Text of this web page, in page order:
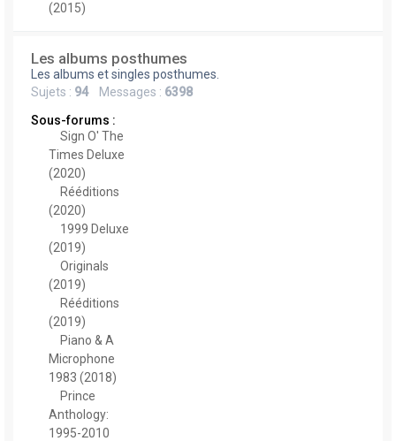
(2015)
Les albums posthumes
Les albums et singles posthumes.
Sujets : 94Messages : 6398
Sous-forums :
Sign O' The
Times Deluxe
(2020)
Rééditions
(2020)
1999 Deluxe
(2019)
Originals
(2019)
Rééditions
(2019)
Piano & A
Microphone
1983 (2018)
Prince
Anthology:
1995-2010